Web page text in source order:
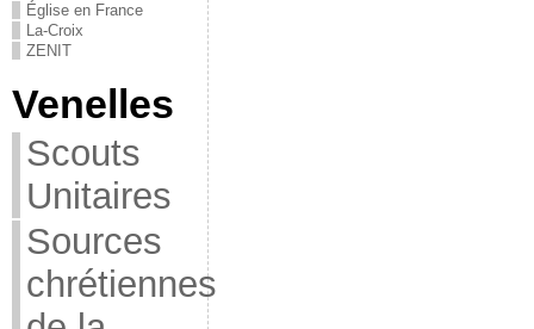
Église en France
La-Croix
ZENIT
Venelles
Scouts
Unitaires
Sources
chrétiennes